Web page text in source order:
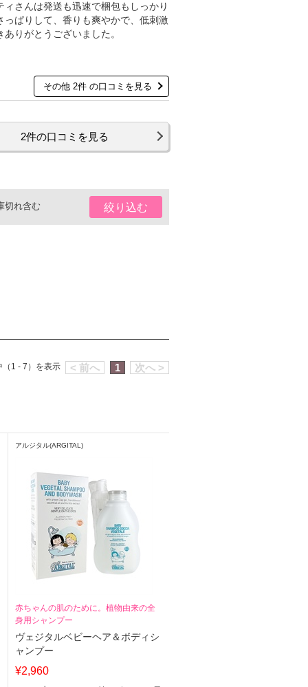
さんは発送も迅速で梱包もしっかり
ぱりして、香りも爽やかで、低刺激
りがとうございました。
その他 2件 の口コミを見る
2件の口コミを見る
切れ含む 絞り込む
< 前へ 1 次へ >
（1 - 7）を表示
アルジタル(ARGITAL)
赤ちゃんの肌のために。植物由来の全
身用シャンプー
ヴェジタルベビーヘア＆ボディシ
ャンプー
¥2,960